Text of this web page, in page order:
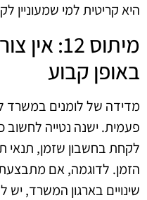
היא קריטית למי שמעוניין
מיתוס
באופן קבוע
מדידה של לומנים במשרד
פעמית. ישנה נטייה
לקחת בחשבון שזמן, תנאי
הזמן. לדוגמה, אם
שינויים בארגון המשרד,